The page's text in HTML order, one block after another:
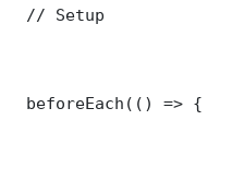
// Setup
beforeEach(() => {